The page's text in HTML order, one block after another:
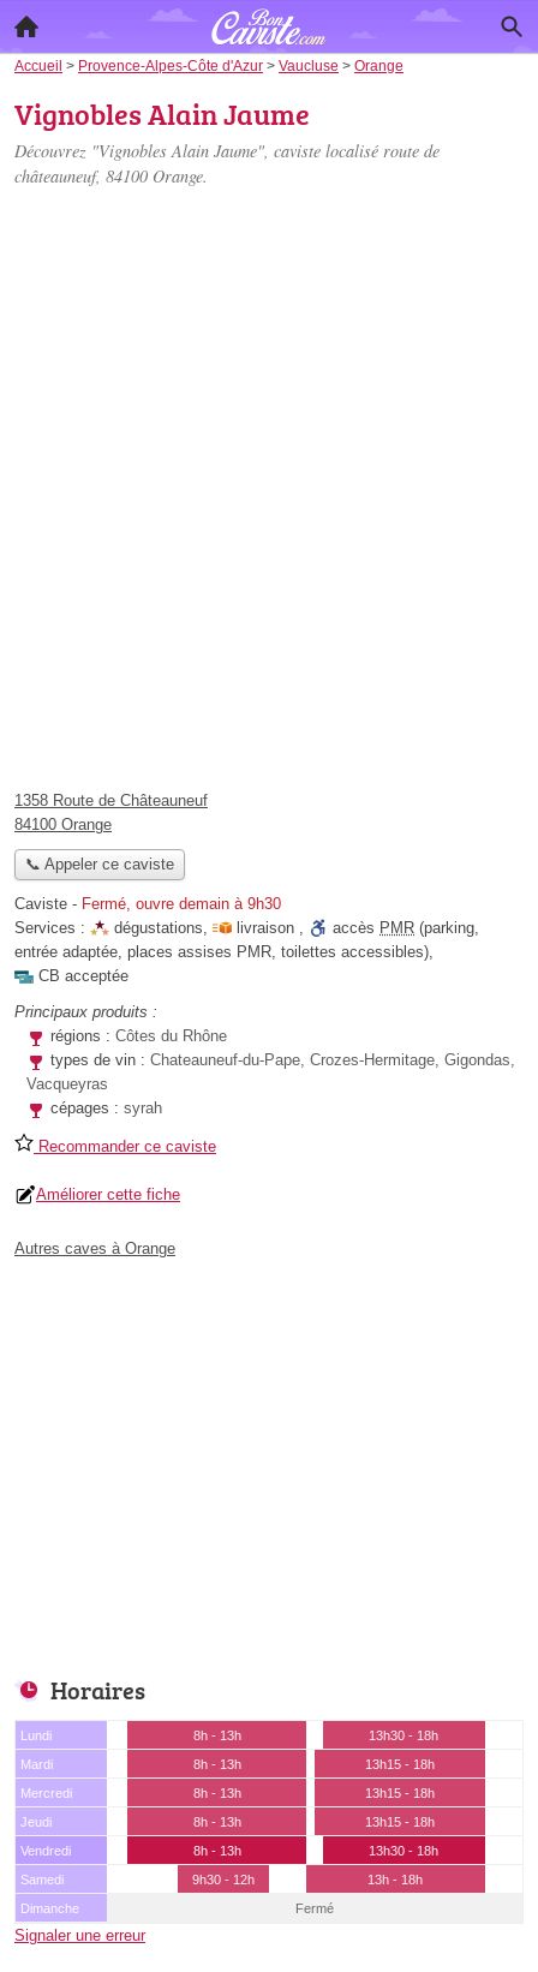
Accueil > Provence-Alpes-Côte d'Azur > Vaucluse > Orange
Vignobles Alain Jaume
Découvrez "Vignobles Alain Jaume", caviste localisé route de
châteauneuf, 84100 Orange.
1358 Route de Châteauneuf
84100 Orange
📞 Appeler ce caviste
Caviste - Fermé, ouvre demain à 9h30
Services :
dégustations, livraison , accès PMR (parking,
entrée adaptée, places assises PMR, toilettes accessibles),
CB acceptée
Principaux produits :
régions : Côtes du Rhône
types de vin : Chateauneuf-du-Pape, Crozes-Hermitage, Gigondas,
Vacqueyras
cépages : syrah
Recommander ce caviste
Améliorer cette fiche
Autres caves à Orange
Horaires
Lundi 8h - 13h
13h30 - 18h
Mardi
8h - 13h
13h15 - 18h
Mercredi
8h - 13h
13h15 - 18h
Jeudi
8h - 13h
13h15 - 18h
Vendredi
8h - 13h
13h30 - 18h
Samedi
9h30 - 12h
13h - 18h
Dimanche
Fermé
Signaler une erreur